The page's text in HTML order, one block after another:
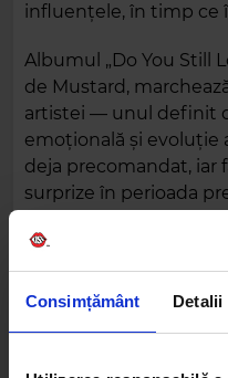
Consimțământ Detalii
influențele, în timp ce
Albumul „Do You Still
de Mustard,
artistei — unul definit
emoțională și evoluție
deja precomandat, iar
surprize în perioada